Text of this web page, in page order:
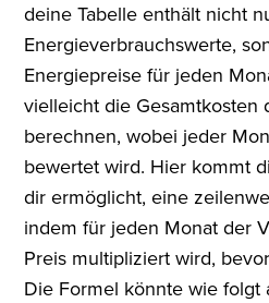
deine Tabelle enthält nicht
Energieverbrauchswerte,
Energiepreise für jeden
vielleicht die Gesamtkosten
berechnen, wobei jeder
bewertet wird. Hier kommt
dir ermöglicht, eine
indem für jeden Monat der
Preis multipliziert wird,
Die Formel könnte wie folgt